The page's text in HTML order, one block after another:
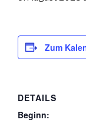
Zum
DETAILS
Beginn: